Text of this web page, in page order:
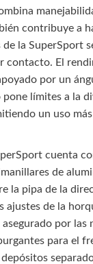
contribuye a
la SuperSport
contacto. El
por un
pone límites a la
un uso
cuenta
de
la pipa de la
ajustes de la
por las
para el